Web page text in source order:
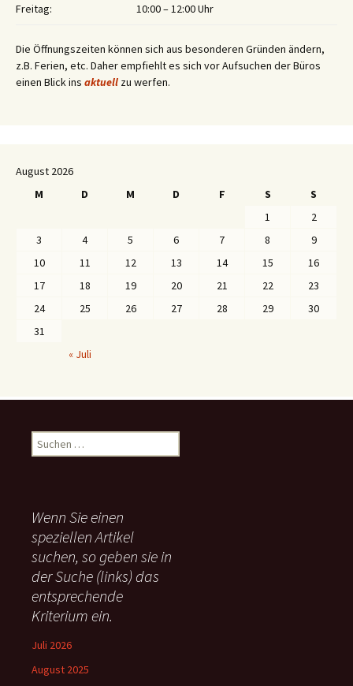
Freitag: 10:00 – 12:00 Uhr
Die Öffnungszeiten können sich aus besonderen Gründen ändern,
z.B. Ferien, etc. Daher empfiehlt es sich vor Aufsuchen der Büros
einen Blick ins aktuell zu werfen.
August 2026
M
D M D F S
S
1
2
3
4 5 6 7 8
9
10
11 12 13 14 15
16
17
18 19 20 21 22
23
24
25 26 27 28 29
30
31
« Juli
u
n
n
a
c
:
Wenn Sie einen
speziellen Artikel
suchen, so geben sie in
der Suche (links) das
entsprechende
Kriterium ein.
Juli 2026
August 2025